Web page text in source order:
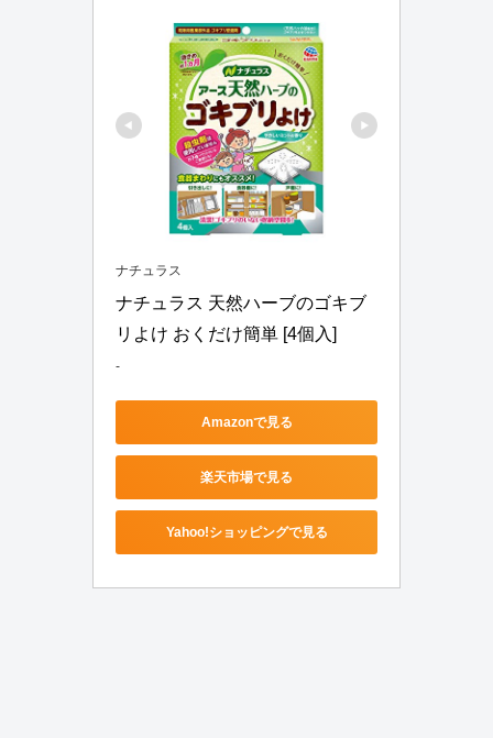
ナチュラス
ナチュラス 天然ハーブのゴキブ
リよけ おくだけ簡単 [4個入]
-
Amazonで見る
楽天市場で見る
Yahoo!ショッピングで見る